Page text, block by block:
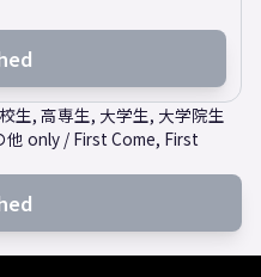
生, 高専生, 大学生, 大学院生
他 only / First Come, First